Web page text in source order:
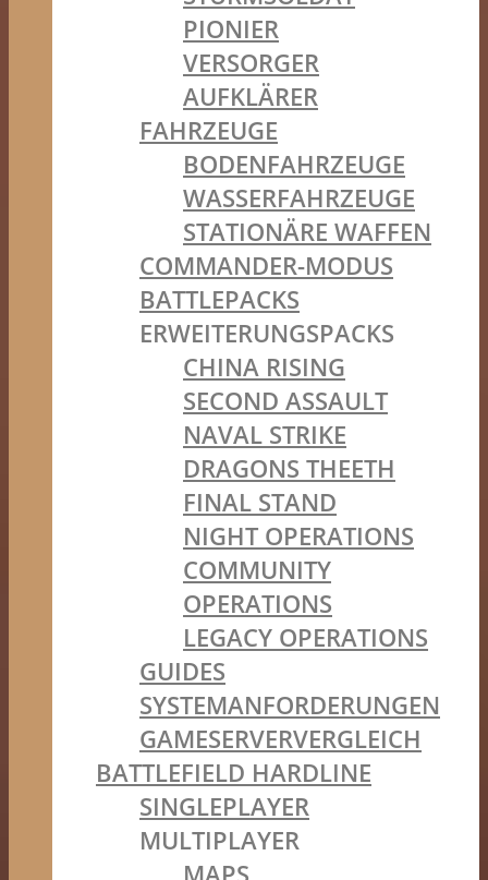
PIONIER
VERSORGER
AUFKLÄRER
FAHRZEUGE
BODENFAHRZEUGE
WASSERFAHRZEUGE
STATIONÄRE WAFFEN
COMMANDER-MODUS
BATTLEPACKS
ERWEITERUNGSPACKS
CHINA RISING
SECOND ASSAULT
NAVAL STRIKE
DRAGONS THEETH
FINAL STAND
NIGHT OPERATIONS
COMMUNITY
OPERATIONS
LEGACY OPERATIONS
GUIDES
SYSTEMANFORDERUNGEN
GAMESERVERVERGLEICH
BATTLEFIELD HARDLINE
SINGLEPLAYER
MULTIPLAYER